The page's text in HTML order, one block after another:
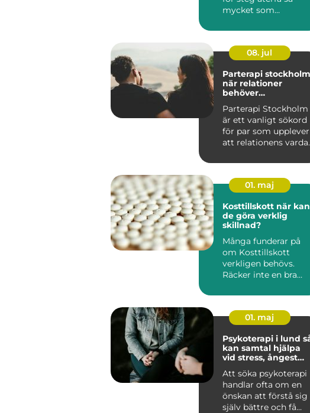
mycket som
08. jul
Parterapi stockholm
när relationer
behöver
Parterapi Stockholm
är ett vanligt sökord
för par som upplever
att relationens
01. maj
Kosttillskott när kan
de göra verklig
skillnad?
Många funderar på
om Kosttillskott
verkligen behövs.
Räcker inte en bra
den det....
01. maj
Psykoterapi i lund så
kan samtal hjälpa
vid stress, ångest
Att söka psykoterapi
handlar ofta om en
önskan att förstå sig
själv bättre och få